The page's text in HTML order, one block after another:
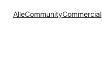
AlleCommunityCommercial